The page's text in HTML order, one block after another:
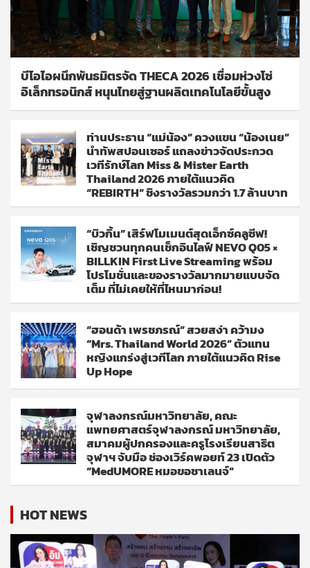
บีโอไอผนึกพันธมิตรจัด THECA 2026 เชื่อมห่วงโซ่
อิเล็กทรอนิกส์ หนุนไทยสู่ฐานผลิตเทคโนโลยีขั้นสูง
ท่านประธาน “แม่น้อง” ควงแขน “น้องเนย”
นำทัพสปอนเซอร์ แถลงข่าวจัดประกวด
เวทีรักษ์โลก Miss & Mister Earth
Thailand 2026 ภายใต้แนวคิด
“REBIRTH” ชิงรางวัลรวมกว่า 1.7 ล้านบาท
“บิวกิ้น” เสิร์ฟโมเมนต์สุดเอ็กซ์คลูซีฟ!
เชิญชวนทุกคนเช็กอินไลฟ์ NEVO Q05 ×
BILLKIN First Live Streaming พร้อม
โปรโมชั่นและของรางวัลมากมายแบบจัด
เต็ม ที่ไม่เคยให้ที่ไหนมาก่อน!
“ฮอนด้า เพรชภรณ์” สวยสง่า คว้ามง
“Mrs. Thailand World 2026” ตัวแทน
หญิงแกร่งสู่เวทีโลก ภายใต้แนวคิด Rise
Up Hope
จุฬาลงกรณ์มหาวิทยาลัย, คณะ
แพทยศาสตร์จุฬาลงกรณ์ มหาวิทยาลัย,
สมาคมผู้ปกครองและครูโรงเรียนสาธิต
จุฬาฯ จับมือ ช่องเวิร์คพอยท์ 23 เปิดตัว
“MedUMORE หมอขอชาเลนจ์”
HOT NEWS